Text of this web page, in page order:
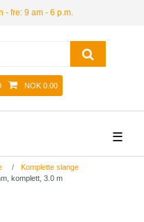
- fre: 9 am - 6 p.m.
NOK 0.00
☰
Komplette slange
komplett, 3.0 m